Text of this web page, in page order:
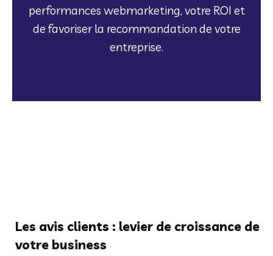
performances webmarketing, votre ROI et
de favoriser la recommandation de votre
entreprise.
BOOSTEZ VOS VENTES
Les avis clients : levier de croissance de
votre business